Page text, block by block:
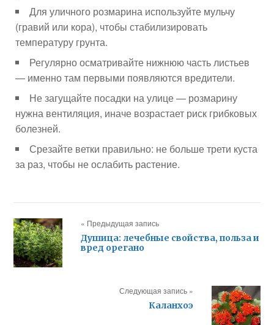
Для уличного розмарина используйте мульчу
(гравий или кора), чтобы стабилизировать
температуру грунта.
Регулярно осматривайте нижнюю часть листьев
— именно там первыми появляются вредители.
Не загущайте посадки на улице — розмарину
нужна вентиляция, иначе возрастает риск грибковых
болезней.
Срезайте ветки правильно: не больше трети куста
за раз, чтобы не ослабить растение.
« Предыдущая запись
Душица: лечебные свойства, польза и
вред орегано
Следующая запись »
Каланхоэ